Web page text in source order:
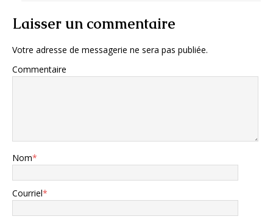
Laisser un commentaire
Votre adresse de messagerie ne sera pas publiée.
Commentaire
Nom*
Courriel*